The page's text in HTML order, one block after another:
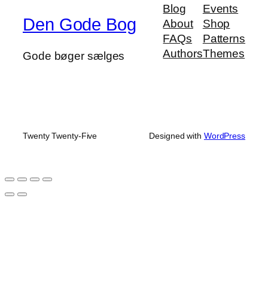
Den Gode Bog
Gode bøger sælges
Blog
About
FAQs
Authors
Events
Shop
Patterns
Themes
Twenty Twenty-Five Designed with WordPress